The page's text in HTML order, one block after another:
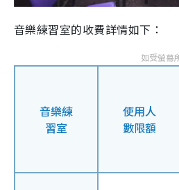
音樂練習室的收費詳情如下：
音樂練
習室
使用人
數限額